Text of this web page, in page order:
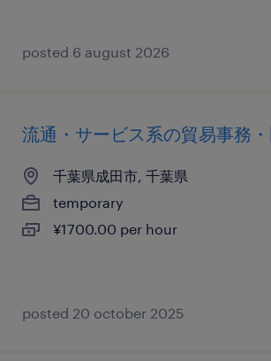
posted 6 august 2026
流通・サービス系の貿易事務
千葉県成田市, 千葉県
temporary
¥1700.00 per hour
posted 20 october 2025